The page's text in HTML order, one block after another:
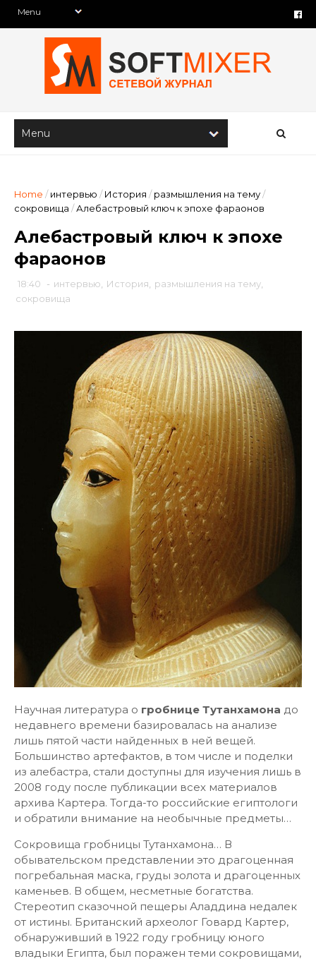
Home / интервью / История / размышления на тему/
сокровища /Алебастровый ключ к эпохе фараонов
Алебастровый ключ к эпохе
фараонов
18:40 - интервью История размышления на тему
сокровища
Научная литература о гробнице Тутанхамона до
недавнего времени базировалась на анализе
лишь пятой части найденных в ней вещей.
Большинство артефактов, в том числе и поделки
из алебастра, стали доступны для изучения лишь в
2008 году после публикации всех материалов
архива Картера. Тогда-то российские египтологи
и обратили внимание на необычные предметы…
Сокровища гробницы Тутанхамона… В
обывательском представлении это драгоценная
погребальная маска, груды золота и драгоценных
каменьев. В общем, несметные богатства.
Стереотип сказочной пещеры Аладдина недалек
от истины. Британский археолог Говард Картер,
обнаруживший в 1922 году гробницу юного
владыки Египта, был поражен теми сокровищами,